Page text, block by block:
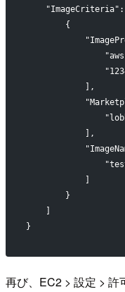
"ImageCriteria":
        {
            ],
            ],
        }
}
再び、EC2 > 設定 > 許